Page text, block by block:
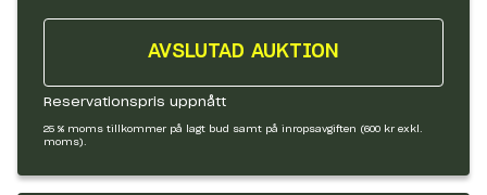
AVSLUTAD AUKTION
Reservationspris uppnått
25 % moms tillkommer på lagt bud samt på inropsavgiften (600 kr exkl.
moms).